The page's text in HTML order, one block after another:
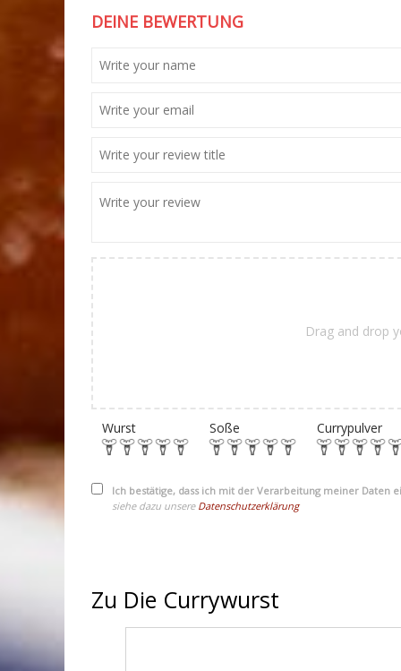
DEINE BEWERTUNG
Drag and drop
Wurst Soße Currypulver
Ich bestätige, dass ich mit der Verarbeitung meiner Daten
siehe dazu unsere Datenschutzerklärung
Zu Die Currywurst